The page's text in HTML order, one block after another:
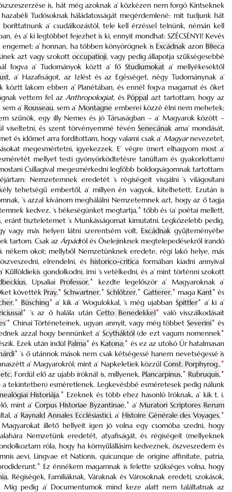
is, hát még azoknak a’ közkézen nem forgó Kintseknek
Tudósoknak háládatosságát megérdemlené: mit tudjunk hát
a’ csudálkozástól, tele kell érzéssel telnünk, némán kell
és a’ ki legtöbbet fejezhet is ki, ennyit mondhat: SZÉCSÉNYI! Kevés
a’ honnan, ha többen könyörögnek is Excádnak azon Bθeca
azt vagy szokottoccupatioji, vagy pedig állapotja szűkségesebbé
fogva a’ Tudományok köztt a’ fő Studiumokat a’ mellyékesektől
, a’ Hazafiságot, az Izlést és az Egésséget, négy Tudománynak a’
köztt lakom ebben a’ Planétában, és ennél fogva magamat és őket
vettem fel azAnthropologiat, és Póppal azt tartottam, hogy az
sem a’ Rousseau, sem a’Montagne emberei közzé élni nem mehetek;
szűnök, egy illy Nemes és jó Társaságban – a’ Magyarok között –
viseltetni, és szent törvényemmé tévénSenecának ama’ mondását,
és időmet arra fordítottam, hogy valami csak a’ Magyarnevezetet,
megesmértetni, igyekezzek. E’ végre (mert elhagyom most a’
esméretét mellyet testi gyönyörködtetésre tanúltam és gyakorlottam)
Csillagival megesmérkedni legfőbb boldogságomnak tartottam:
Nemzetemnek eredetét ’s régiségeit visgálni ’s világosítani
tehetségű embertől, a’ millyen én vagyok, kitelhetett. Ezután is
’s azzal kívánom meghálálni Nemzetemnek azt, hogy az ő tagja
kedvez, ’s békeségünket megtartja,* tőbb és (a’ poétai mellett,
tiszteletemet ’s Munkásságomat kimutatni. Legközelebb pedig,
vagy más helyen látni szerentsém volt, Excádnak gyűjteményébe
tartom. Csak az Árpádról és Öselejinknek megtelepedésekről írandó
nékem okot; mellyből Nemzetünknek eredete, régi lakó helye, más
elrendelni, és historico-critica formában kiadni annyival
gondolkodni, írni ’s vetélkedni, és a’ mint történni szokott
, Upsaliai Professor,*
kezdte legelőször a’ Magyaroknak a’
követték Pray,* Schwartner,* Schlőtzer,* Gatterer,* maga Kant* és
,* Büsching* a’ kik a’ Wogulokkal, ’s még ujabban Spittler*
a’ ki a’
* ’s az ő halála utánCetto Benedekkel*
való visszálkodásait
’* Chinai Történeteinek, ugyan annyit, vagy még többetSeverini* és
azzal hogy bennünket a’ Scytháktól(de ezt vagum nomennek*
Ezek után indúl Palma* és Katona;* és ez az utolsó Úr hatalmasan
* ’s ő utánnok mások nem csak kétségessé hanem nevetségessé is
a’ Magyarokról; mint a’ Napkeletiek közzűl Const. Porphyrog.,*
etc. Fordúl elő az ujabb íróknál is, millyenek, Plancarpinus,* Rubruquis,*
a tekintetben) esméretlenek. Legkevésbbé esméretesek pedig nálunk
Historiája.*
Ezeknek és több ehez hasonló Iróknak, a’ kik t. i.
mint a’Corpus Historiae Byzantinae,* a’Muratori Scriptores Rerum
a’ Raynald Annales Ecclésiastici, a’ Histoire Générale des Voyages,*
illető hellyeit igen jó volna egy csomóba szedni, hogy
Nemzetünk eredetét, atyafiságát, és régiségeit (mellyeknek
róla, hogy ha környűlállásim kedveznek, öszveszedem és
aevi, Lingvae et Nationis, quicunque de origine affinitate, patria,
*
Ez énnékem magamnak is felette szűkséges volna, hogy
, Régiségek, Familiáknak, Váraknak és Városoknak eredeti, szokások,
Míg pedig a’ Documentumok mind keze alatt nem találtatnak az